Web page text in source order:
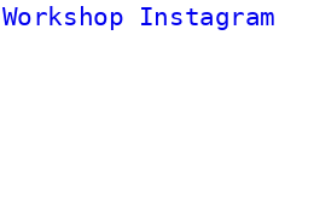
Workshop Instagram